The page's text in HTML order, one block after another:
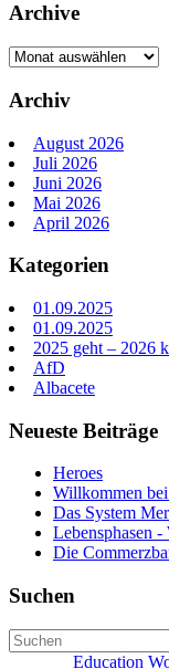
Archive
Archive
Archiv
August 2026
Juli 2026
Juni 2026
Mai 2026
April 2026
Kategorien
01.09.2025
01.09.2025
2025 geht – 2026
AfD
Albacete
Neueste Beiträge
Heroes
Willkommen
Das System
Lebensphasen
Die
Suchen
Education